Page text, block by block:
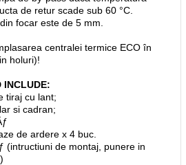
de retur scade sub 60 °C.
focar este de 5 mm.
centralei termice ECO în
holuri)!
INCLUDE:
tiraj cu lant;
si cadran;
de ardere x 4 buc.
(intructiuni de montaj, punere in